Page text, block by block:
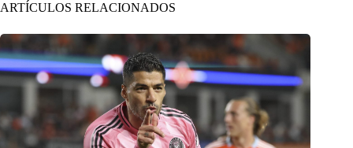
ARTÍCULOS RELACIONADOS